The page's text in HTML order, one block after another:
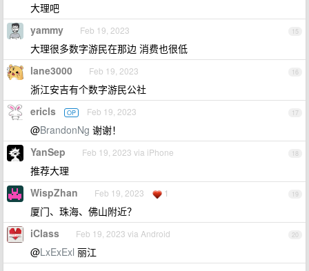
大理吧
15
yammy Feb 19, 2023
大理很多数字游民在那边 消费也很低
16
lane3000 Feb 19, 2023
浙江安吉有个数字游民公社
17
ericls OP Feb 19, 2023
@BrandonNg 谢谢！
18
YanSep Feb 19, 2023 via iPhone
推荐大理
19
WispZhan Feb 19, 2023 1
厦门、珠海、佛山附近？
20
iClass Feb 19, 2023 via Android
@LxExExl 丽江